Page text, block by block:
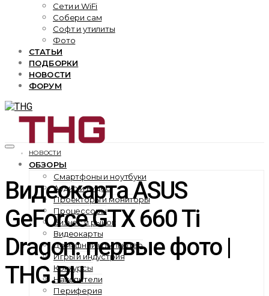
Сети и WiFi
Собери сам
Софт и утилиты
Фото
СТАТЬИ
ПОДБОРКИ
НОВОСТИ
ФОРУМ
ОБЗОРЫ
Смартфоны и ноутбуки
Аудио и видео
Проекторы и мониторы
Процессоры
Бизнес и рынок
Видеокарты
Домашний компьютер
Игры и индустрия
Конкурсы
Накопители
Периферия
НОВОСТИ
Видеокарта ASUS
GeForce GTX 660 Ti
Dragon: первые фото |
THG.RU